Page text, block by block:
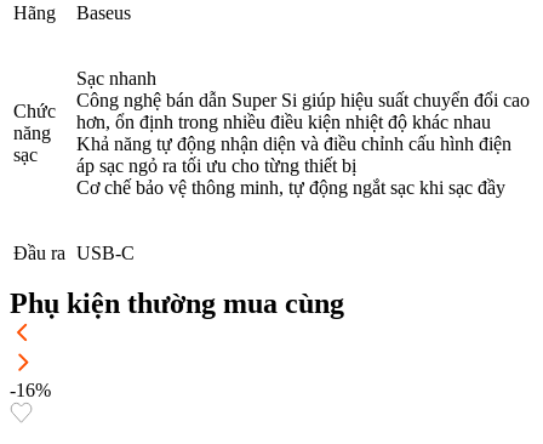
Hãng Baseus
Chức
năng
sạc
Sạc nhanh
Công nghệ bán dẫn Super Si giúp hiệu suất chuyển đổi cao
hơn, ổn định trong nhiều điều kiện nhiệt độ khác nhau
Khả năng tự động nhận diện và điều chỉnh cấu hình điện
áp sạc ngỏ ra tối ưu cho từng thiết bị
Cơ chế bảo vệ thông minh, tự động ngắt sạc khi sạc đầy
Đầu ra USB-C
Phụ kiện thường mua cùng
-16%